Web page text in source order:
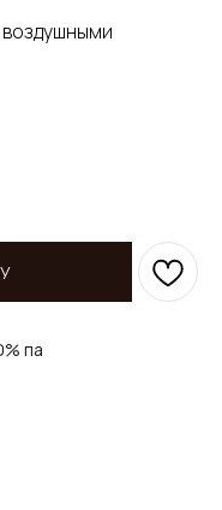
воздушными
па